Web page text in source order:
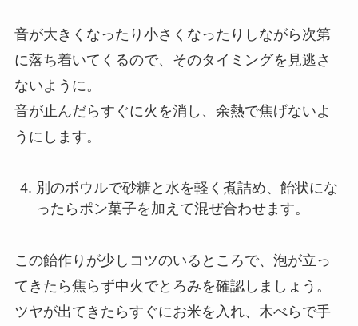
音が大きくなったり小さくなったりしながら次第
に落ち着いてくるので、そのタイミングを見逃さ
ないように。
音が止んだらすぐに火を消し、余熱で焦げないよ
うにします。
別のボウルで砂糖と水を軽く煮詰め、飴状にな
ったらポン菓子を加えて混ぜ合わせます。
この飴作りが少しコツのいるところで、泡が立っ
てきたら焦らず中火でとろみを確認しましょう。
ツヤが出てきたらすぐにお米を入れ、木べらで手